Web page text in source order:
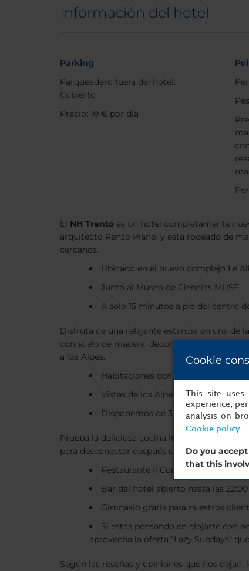
Información del hotel
Parking
Parqueadero fuera del hotel:
Cubierto
Precio: 10 € por día
El NH Trento es un hotel completamente
arquitecto Renzo Piano, y está rodeado de
cercanos.
Ubicado en el nuevo complejo Le
Junto al Museo de Ciencias MUSE
A solo 15 minutos a pie del centro
Disfruta de una relajante estancia en una de
con suelo de madera, decoración en tonos
a los Alpes.
Habitaciones con decoración
Vistas de los Alpes desde las Junior
Disponemos de 3 pares de
Prueba la deliciosa cocina italiana y las
para desconectar después de un día de
Restaurante Il Concilio
Bar del hotel abierto hasta las 22:00
Gimnasio gratis para nuestros
Si estás pensando en alojarte con
aprovecha la oferta "Lazy Sundays"
Según las reseñas y opiniones que nos
Cookie
This site
experience,
analysis on
Cookie policy.
Do you
that this